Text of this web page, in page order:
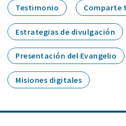
Testimonio Comparte
Estrategias de divulgación
Presentación del Evangelio
Misiones digitales